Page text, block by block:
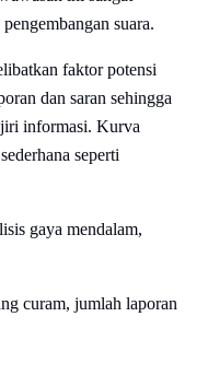
suara.
faktor potensi
dan saran sehingga
informasi. Kurva
seperti
gaya mendalam,
curam, jumlah laporan